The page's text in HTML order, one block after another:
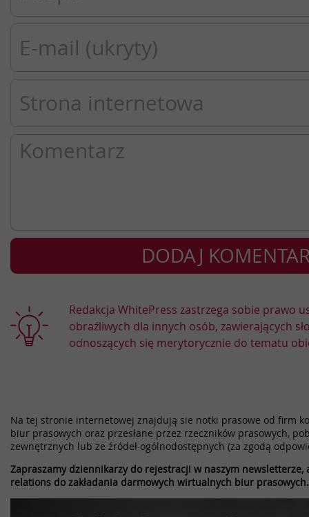
Redakcja WhitePress zastrzega sobie prawo
obraźliwych dla innych osób, zawierających
odnoszących się merytorycznie do tematu
Na tej stronie internetowej znajdują sie notki prasowe od firm
biur prasowych oraz przesłane przez rzeczników prasowych,
zewnętrznych lub ze źródeł ogólnodostępnych (za zgodą
Zapraszamy dziennikarzy do rejestracji w naszym
relations do zakładania darmowych wirtualnych biur prasowych.